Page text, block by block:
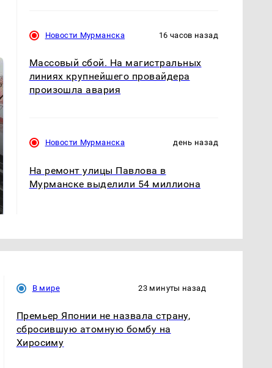
Не ешьте эту
готовую еду из
В ОАЭ произошло
жестокое убийство
Новости Мурманска 16 часов назад
Массовый сбой. На магистральных
линиях крупнейшего провайдера
произошла авария
Новости Мурманска день назад
На ремонт улицы Павлова в
Мурманске выделили 54 миллиона
В мире 23 минуты назад
Премьер Японии не назвала страну,
сбросившую атомную бомбу на
Хиросиму